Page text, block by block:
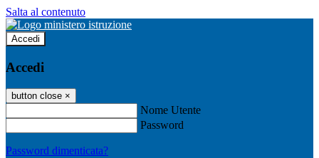
Salta al contenuto
Accedi
Accedi
button close ×
Nome Utente
Password
Password dimenticata?